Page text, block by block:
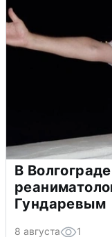
В
Гундаревым
8 августа 1